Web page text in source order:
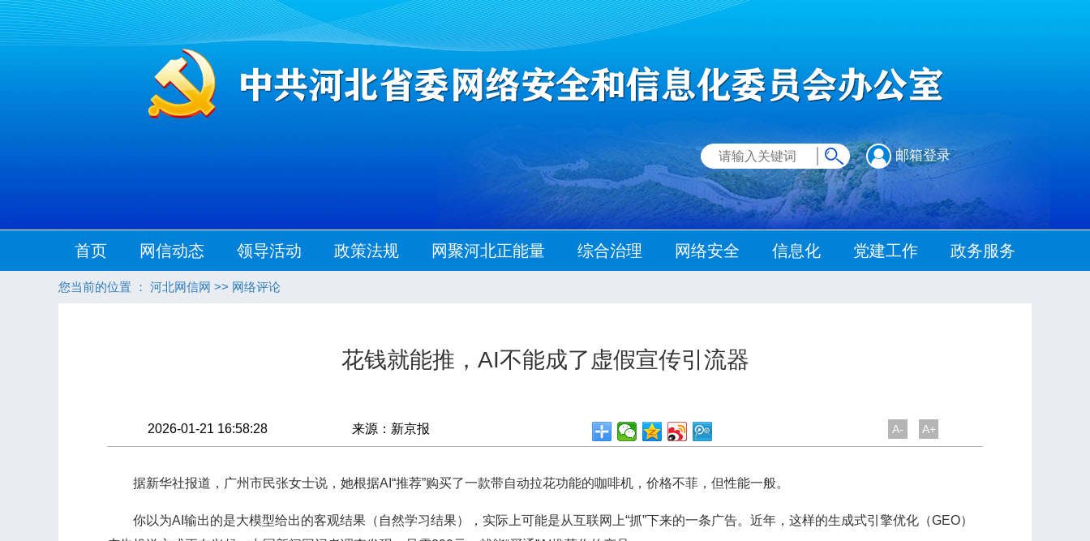
邮箱登录
首页 网信动态 领导活动 政策法规 网聚河北正能量 综合治理 网络安全 信息化 党建工作 政务服务
您当前的位置 ： 河北网信网 >> 网络评论
花钱就能推，AI不能成了虚假宣传引流器
2026-01-21 16:58:28 来源：新京报 A- A+
据新华社报道，广州市民张女士说，她根据AI“推荐”购买了一款带自动拉花功能的咖啡机，价格不菲，但性能一般。
你以为AI输出的是大模型给出的客观结果（自然学习结果），实际上可能是从互联网上“抓”下来的一条广告。近年，这样的生成式引擎优化（GEO）